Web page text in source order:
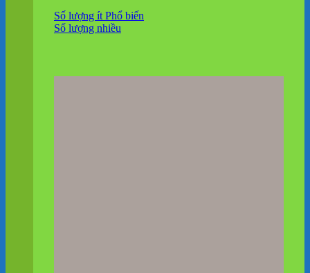
Số lượng ít
Số lượng nhiều